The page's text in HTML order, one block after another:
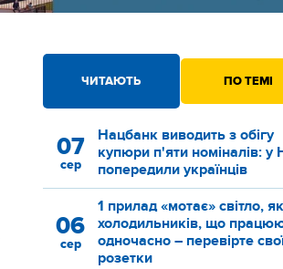
ЧИТАЮТЬ ПО ТЕМІ
07
сер
Нацбанк виводить з обігу
купюри п'яти номіналів: у
попередили українців
06
сер
1 прилад «мотає» світло,
холодильників, що
одночасно – перевірте
розетки